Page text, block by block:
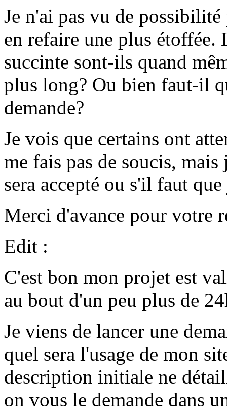
Je n'ai pas vu de
en refaire une plus étoffée.
succinte sont-ils quand
plus long? Ou bien faut-il
demande?
Je vois que certains ont
me fais pas de soucis,
sera accepté ou s'il faut
Merci d'avance pour votre
Edit :
C'est bon mon projet est
au bout d'un peu plus de
Je viens de lancer une
quel sera l'usage de mon
description initiale ne
on vous le demande dans